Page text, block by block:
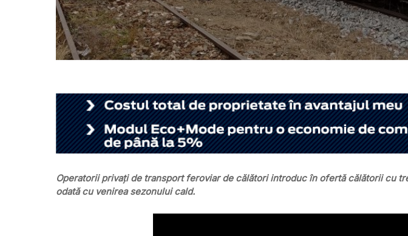
Operatorii privați de transport feroviar de călători introduc în ofertă călătorii cu
odată cu venirea sezonului cald.